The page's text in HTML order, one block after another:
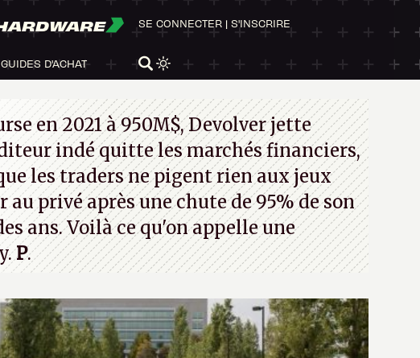
GUIDES D'ACHAT
SE CONNECTER | S'INSCRIRE
en 2021 à 950M$, Devolver jette
indé quitte les marchés financiers,
les traders ne pigent rien aux jeux
au privé après une chute de 95% de son
ans. Voilà ce qu'on appelle une
P.